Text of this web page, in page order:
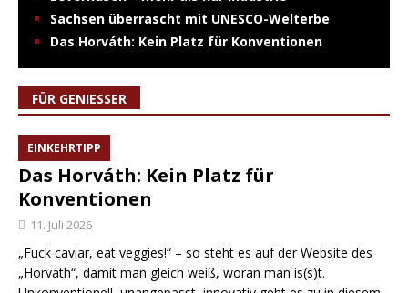
Sachsen überrascht mit UNESCO-Welterbe
Das Horváth: Kein Platz für Konventionen
FÜR GENIESSER
EINKEHRTIPP
Das Horváth: Kein Platz für
Konventionen
11. Juli 2026
„Fuck caviar, eat veggies!“ – so steht es auf der Website des
„Horváth“, damit man gleich weiß, woran man is(s)t.